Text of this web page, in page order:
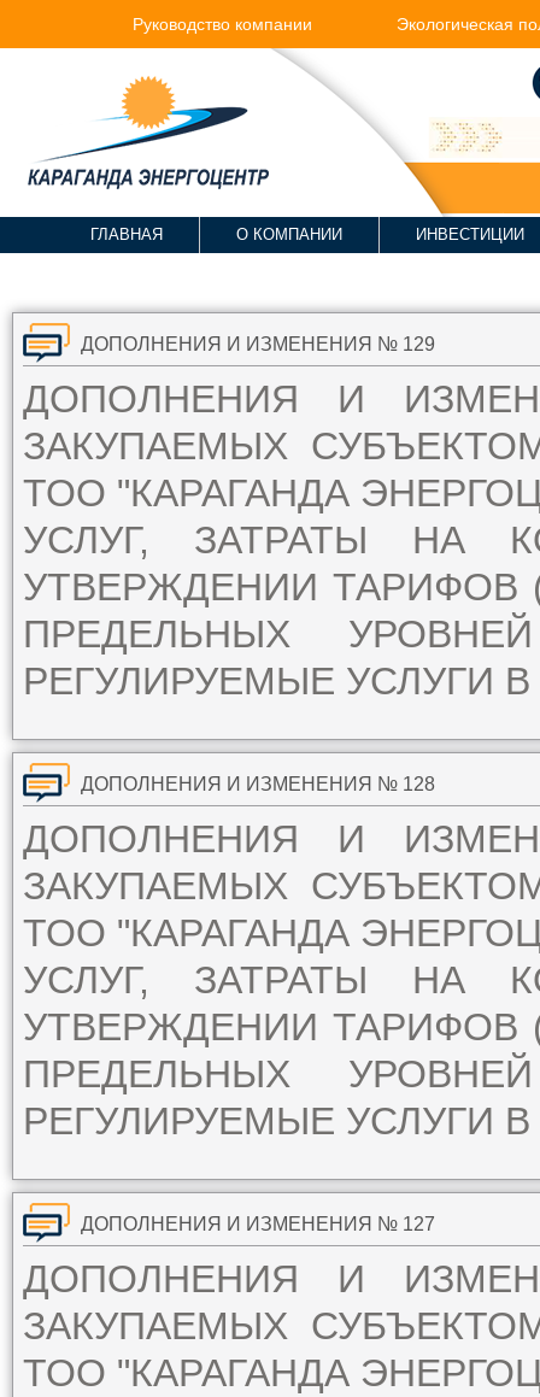
Руководство компании Экологическая
ГЛАВНАЯ О КОМПАНИИ ИНВЕСТИЦИИ
ДОПОЛНЕНИЯ И ИЗМЕНЕНИЯ № 129
ДОПОЛНЕНИЯ И
ЗАКУПАЕМЫХ
ТОО "КАРАГАНДА
УСЛУГ, ЗАТРАТЫ НА
УТВЕРЖДЕНИИ ТАРИФОВ
ПРЕДЕЛЬНЫХ
РЕГУЛИРУЕМЫЕ УСЛУГИ В
ДОПОЛНЕНИЯ И ИЗМЕНЕНИЯ № 128
ДОПОЛНЕНИЯ И
ЗАКУПАЕМЫХ
ТОО "КАРАГАНДА
УСЛУГ, ЗАТРАТЫ НА
УТВЕРЖДЕНИИ ТАРИФОВ
ПРЕДЕЛЬНЫХ
РЕГУЛИРУЕМЫЕ УСЛУГИ В
ДОПОЛНЕНИЯ И ИЗМЕНЕНИЯ № 127
ДОПОЛНЕНИЯ И
ЗАКУПАЕМЫХ
ТОО "КАРАГАНДА